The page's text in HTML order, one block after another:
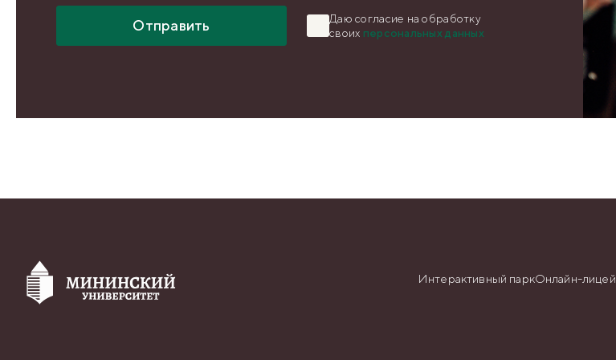
Отправить
Даю согласие на обработку
своих персональных данных
Интерактивный паркОнлайн-лицей